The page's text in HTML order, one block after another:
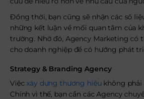
Đồng thời, bạn cũng sẽ nhận các số
những kết luận về mối quan tâm của
trường. Nhờ đó, Agency Marketing có
cho doanh nghiệp để có hướng phát
Strategy & Branding Agency
Việcxây dựng thương hiệu không phải
Chính vì thế, bạn cần các Agency